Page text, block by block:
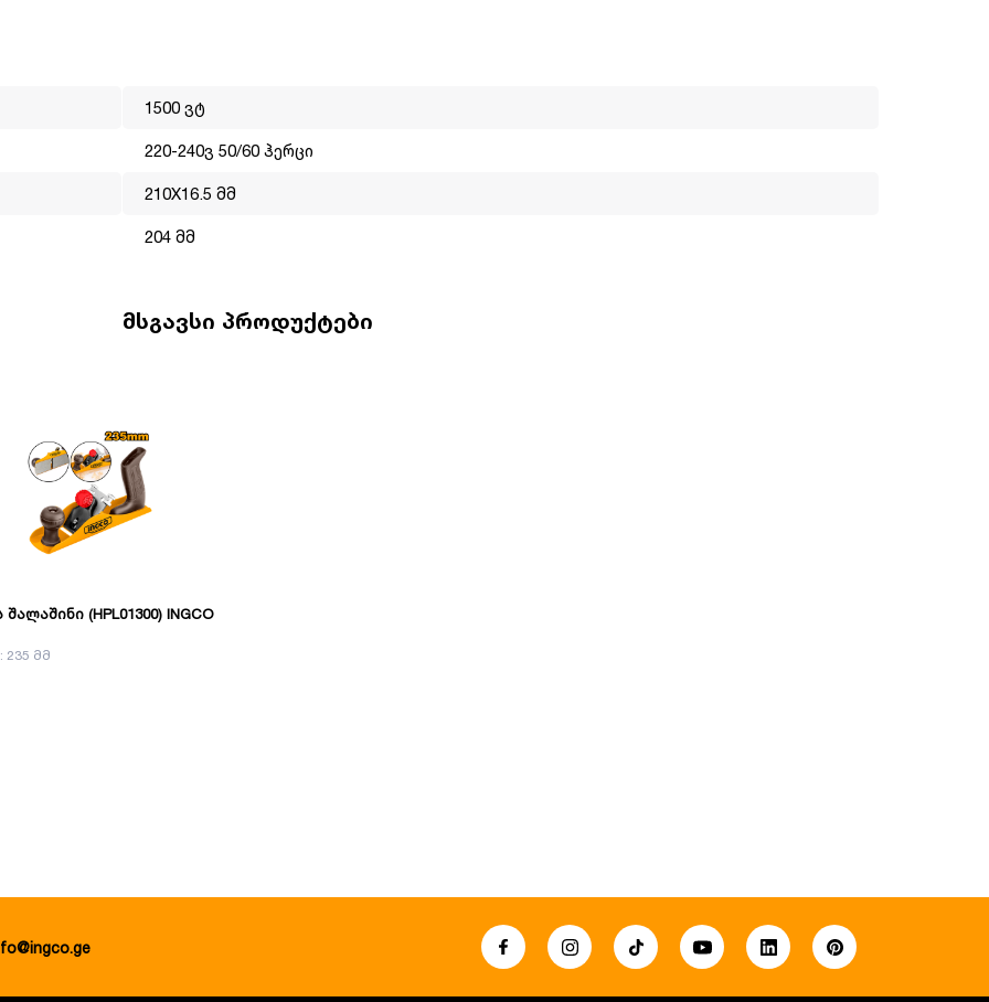
ოპერირებს მსოფლიო ბაზარზე. მისი მისიაა გახადოს
ასრულებს ნებისმიერ სამუშაოს. ინგკოს გუნდს
1500 ვტ
220-240ვ 50/60 ჰერცი
210X16.5 მმ
204 მმ
მსგავსი პროდუქტები
(HPL01300) INGCO
235 მმ